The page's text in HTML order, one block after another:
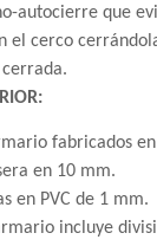
autocierre que
el cerco
fabricados
en 10 mm.
en PVC de 1 mm.
incluye